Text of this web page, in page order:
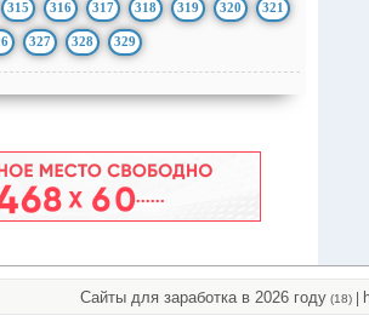
315 316 317 318 319 320 321
327 328 329
Сайты для заработка в 2026 году(18)|